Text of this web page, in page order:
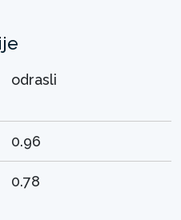
odrasli
0.96
0.78